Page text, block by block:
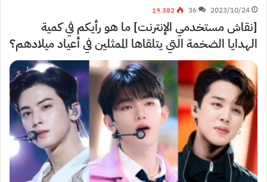
2023/10/24
36 19٬382
[نقاش مستخدمي الإنترنت] ما هو رأيكم في كمية
الهدايا الضخمة التي يتلقاها الممثلين في أعياد ميلادهم؟